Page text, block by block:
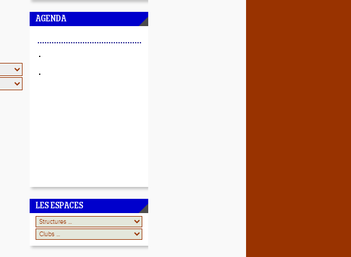
AGENDA
............................................
LES ESPACES